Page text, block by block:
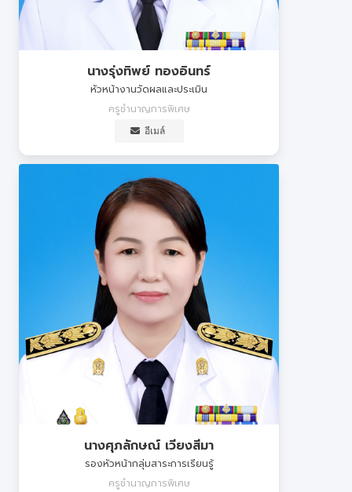
นางรุ่งทิพย์ ทองอินทร์
หัวหน้างานวัดผลและประเมิน
ครูชำนาญการพิเศษ
อีเมล์
นางศุภลักษณ์ เวียงสีมา
รองหัวหน้ากลุ่มสาระการเรียนรู้
ครูชำนาญการพิเศษ